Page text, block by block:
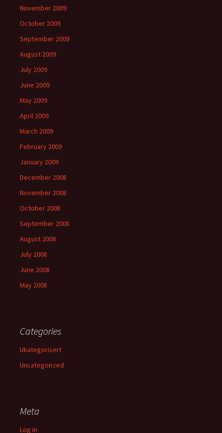
November 2009
October 2009
September 2009
August 2009
July 2009
June 2009
May 2009
April 2009
March 2009
February 2009
January 2009
December 2008
November 2008
October 2008
September 2008
August 2008
July 2008
June 2008
May 2008
Categories
Ukategorisert
Uncategorized
Meta
Log in